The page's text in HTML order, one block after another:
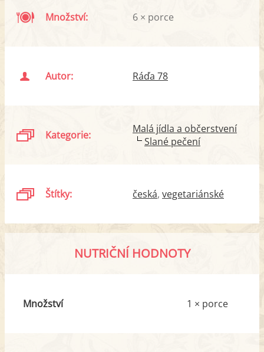
Množství: 6 × porce
Autor: Ráďa 78
Kategorie:
Malá jídla a občerstvení
Slané pečení
Štítky: česká vegetariánské
NUTRIČNÍ HODNOTY
Množství 1 × porce